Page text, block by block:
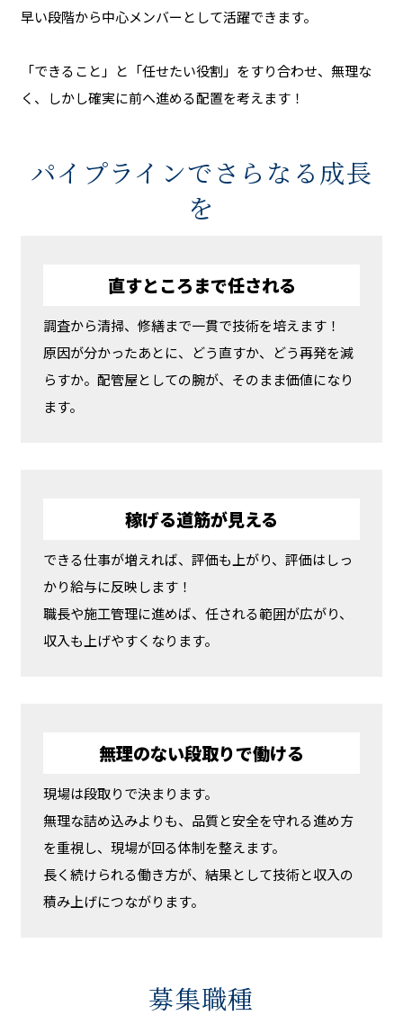
早い段階から中心メンバーとして活躍できます。
「できること」と「任せたい役割」をすり合わせ、無理な
く、しかし確実に前へ進める配置を考えます！
パイプラインでさらなる成長
を
直すところまで任される
調査から清掃、修繕まで一貫で技術を培えます！
原因が分かったあとに、どう直すか、どう再発を減
らすか。配管屋としての腕が、そのまま価値になり
ます。
稼げる道筋が見える
できる仕事が増えれば、評価も上がり、評価はしっ
かり給与に反映します！
職長や施工管理に進めば、任される範囲が広がり、
収入も上げやすくなります。
無理のない段取りで働ける
現場は段取りで決まります。
無理な詰め込みよりも、品質と安全を守れる進め方
を重視し、現場が回る体制を整えます。
長く続けられる働き方が、結果として技術と収入の
積み上げにつながります。
募集職種